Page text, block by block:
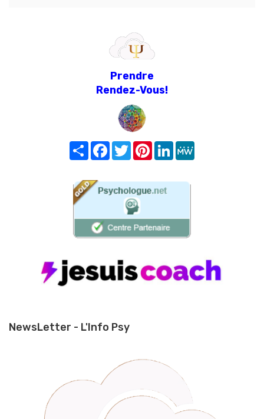
Prendre
Rendez-Vous!
Share FacebookTwitterPinterest
LinkedIn
NewsLetter - L'Info Psy